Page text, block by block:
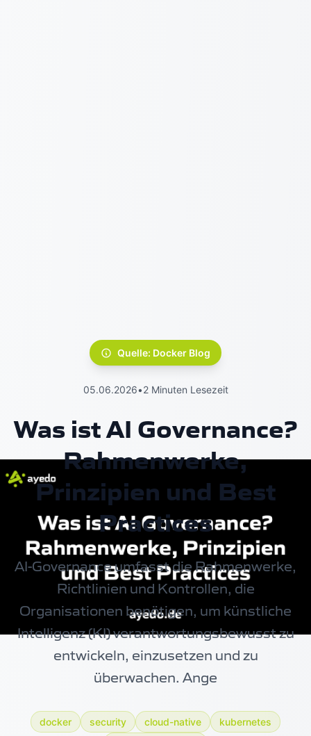
Quelle: Docker Blog
05.06.2026•2 Minuten Lesezeit
Was ist AI Governance?
Rahmenwerke,
Prinzipien und Best
Practices
AI-Governance umfasst die Rahmenwerke,
Richtlinien und Kontrollen, die
Organisationen benötigen, um künstliche
Intelligenz (KI) verantwortungsbewusst zu
entwickeln, einzusetzen und zu
überwachen. Ange
docker security cloud-native
kubernetes